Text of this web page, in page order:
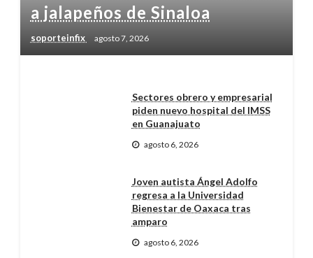
a jalapeños de Sinaloa
soporteinfix agosto 7, 2026
Sectores obrero y empresarial
piden nuevo hospital del IMSS
en Guanajuato
agosto 6, 2026
Joven autista Ángel Adolfo
regresa a la Universidad
Bienestar de Oaxaca tras
amparo
agosto 6, 2026